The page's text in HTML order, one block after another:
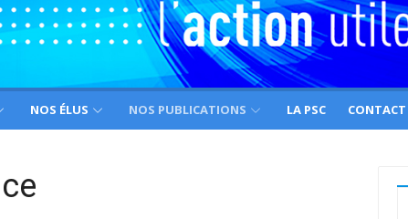
NOS ÉLUS NOS PUBLICATIONS LA PSC CONTACT